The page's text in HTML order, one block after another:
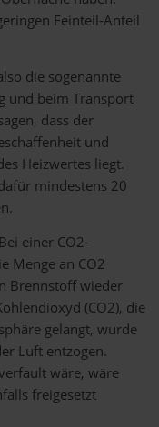
Feinteil-Anteil
die sogenannte
und beim Transport
dass der
und
Heizwertes liegt.
mindestens 20
einer CO2-
Menge an CO2
Brennstoff wieder
(CO2), die
gelangt, wurde
Luft entzogen.
wäre, wäre
freigesetzt